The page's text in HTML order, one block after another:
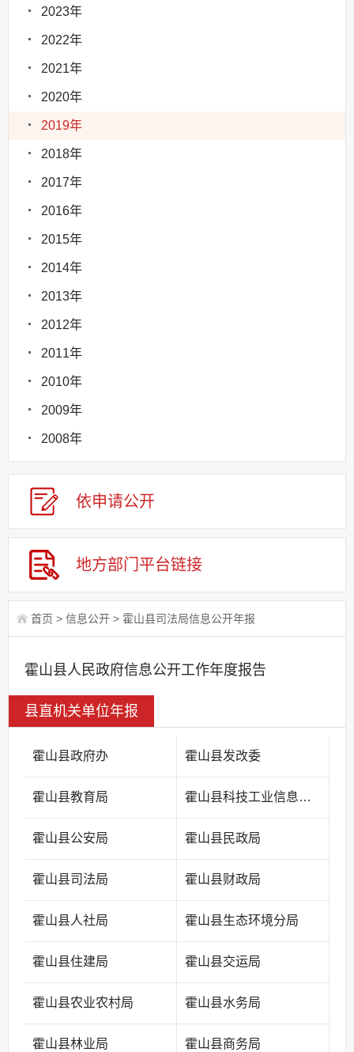
2023年
2022年
2021年
2020年
2019年
2018年
2017年
2016年
2015年
2014年
2013年
2012年
2011年
2010年
2009年
2008年
依申请公开
地方部门平台链接
首页 > 信息公开 > 霍山县司法局信息公开年报
霍山县人民政府信息公开工作年度报告
县直机关单位年报
霍山县政府办 霍山县发改委
霍山县教育局 霍山县科技工业信息化局
霍山县公安局 霍山县民政局
霍山县司法局 霍山县财政局
霍山县人社局 霍山县生态环境分局
霍山县住建局 霍山县交运局
霍山县农业农村局 霍山县水务局
霍山县林业局 霍山县商务局